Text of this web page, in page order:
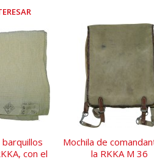
con el
Mochila de
la RKKA M 36